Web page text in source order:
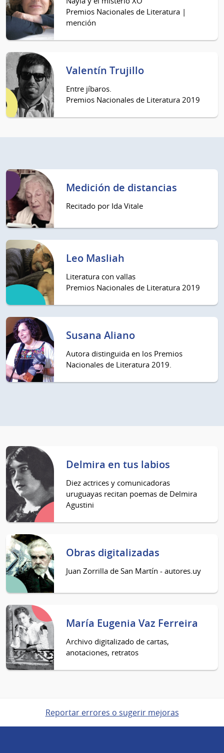
Premios Nacionales de Literatura |
mención
Valentín Trujillo
Entre jíbaros.
Premios Nacionales de Literatura 2019
Medición de distancias
Recitado por Ida Vitale
Leo Masliah
Literatura con vallas
Premios Nacionales de Literatura 2019
Susana Aliano
Autora distinguida en los Premios
Nacionales de Literatura 2019.
Delmira en tus labios
Diez actrices y comunicadoras
uruguayas recitan poemas de Delmira
Agustini
Obras digitalizadas
Juan Zorrilla de San Martín - autores.uy
María Eugenia Vaz Ferreira
Archivo digitalizado de cartas,
anotaciones, retratos
Reportar errores o sugerir mejoras